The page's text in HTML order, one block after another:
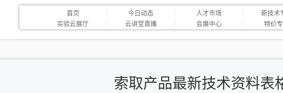
首页 今日动态 人才市场 新技术
实验云展厅
云讲堂直播 会展中心 特价
索取产品最新技术资料表